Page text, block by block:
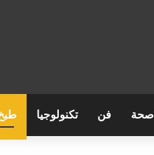
صحة فن تكنولوجيا